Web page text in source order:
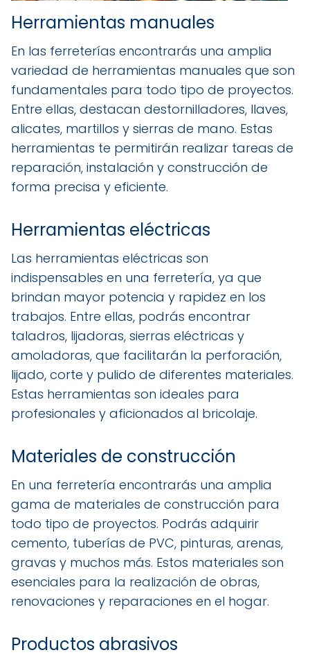
Herramientas manuales
En las ferreterías encontrarás una amplia
variedad de herramientas manuales que son
fundamentales para todo tipo de proyectos.
Entre ellas, destacan destornilladores, llaves,
alicates, martillos y sierras de mano. Estas
herramientas te permitirán realizar tareas de
reparación, instalación y construcción de
forma precisa y eficiente.
Herramientas eléctricas
Las herramientas eléctricas son
indispensables en una ferretería, ya que
brindan mayor potencia y rapidez en los
trabajos. Entre ellas, podrás encontrar
taladros, lijadoras, sierras eléctricas y
amoladoras, que facilitarán la perforación,
lijado, corte y pulido de diferentes materiales.
Estas herramientas son ideales para
profesionales y aficionados al bricolaje.
Materiales de construcción
En una ferretería encontrarás una amplia
gama de materiales de construcción para
todo tipo de proyectos. Podrás adquirir
cemento, tuberías de PVC, pinturas, arenas,
gravas y muchos más. Estos materiales son
esenciales para la realización de obras,
renovaciones y reparaciones en el hogar.
Productos abrasivos